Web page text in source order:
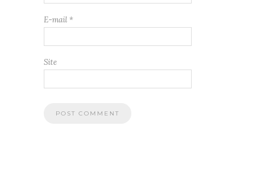
E-mail *
Site